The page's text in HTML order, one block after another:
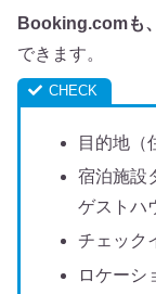
Booking.comも
できます。
目的地（
宿泊施設
ゲストハ
チェック
ロケーシ